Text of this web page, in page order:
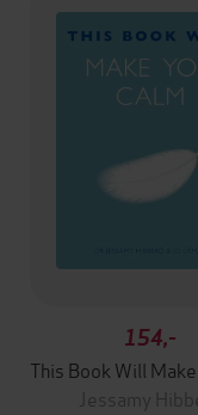
154,-
Jessamy